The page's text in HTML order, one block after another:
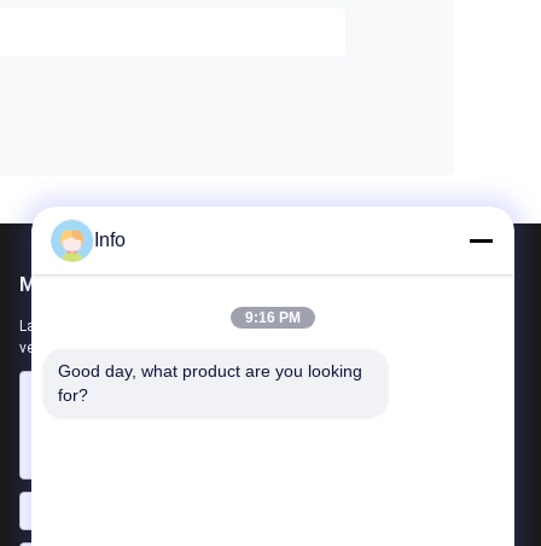
Mail ons
Laat ons uw vereiste weten. We zullen de beste producten met u
verbinden.
Info
9:16 PM
Good day, what product are you looking
for?